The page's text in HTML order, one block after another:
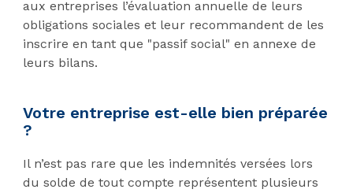
aux entreprises l’évaluation annuelle de leurs
obligations sociales et leur recommandent de les
inscrire en tant que "passif social" en annexe de
leurs bilans.
Votre entreprise est-elle bien préparée
?
Il n’est pas rare que les indemnités versées lors
du solde de tout compte représentent plusieurs